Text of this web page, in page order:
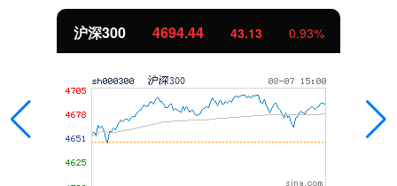
沪深300 4694.44 43.13 0.93%